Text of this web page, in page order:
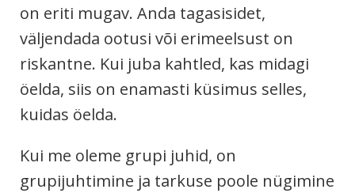
on eriti mugav. Anda tagasisidet,
väljendada ootusi või erimeelsust on
riskantne. Kui juba kahtled, kas midagi
öelda, siis on enamasti küsimus selles,
kuidas öelda.
Kui me oleme grupi juhid, on
grupijuhtimine ja tarkuse poole nügimine